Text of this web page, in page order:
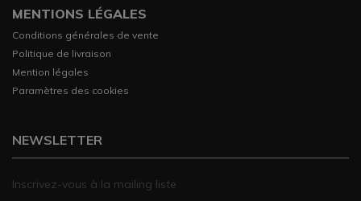
MENTIONS LÉGALES
Conditions générales de vente
Politique de livraison
Mention légales
Paramètres des cookies
NEWSLETTER
Inscrivez-vous à la mailing liste